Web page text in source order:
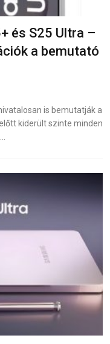
és S25 Ultra –
a bemutató
is bemutatják a
kiderült szinte minden